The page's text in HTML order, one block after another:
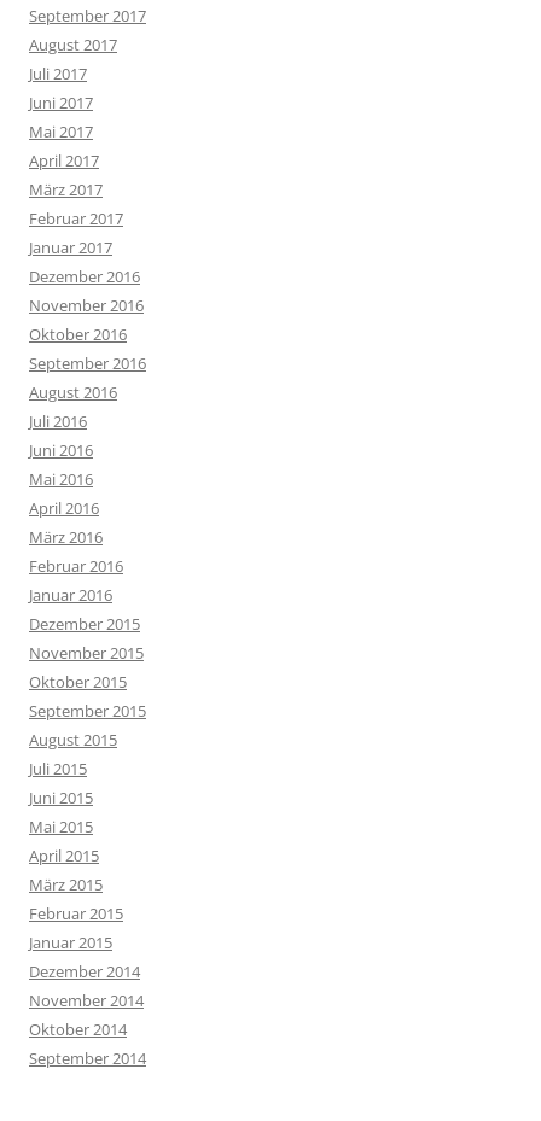
September 2017
August 2017
Juli 2017
Juni 2017
Mai 2017
April 2017
März 2017
Februar 2017
Januar 2017
Dezember 2016
November 2016
Oktober 2016
September 2016
August 2016
Juli 2016
Juni 2016
Mai 2016
April 2016
März 2016
Februar 2016
Januar 2016
Dezember 2015
November 2015
Oktober 2015
September 2015
August 2015
Juli 2015
Juni 2015
Mai 2015
April 2015
März 2015
Februar 2015
Januar 2015
Dezember 2014
November 2014
Oktober 2014
September 2014